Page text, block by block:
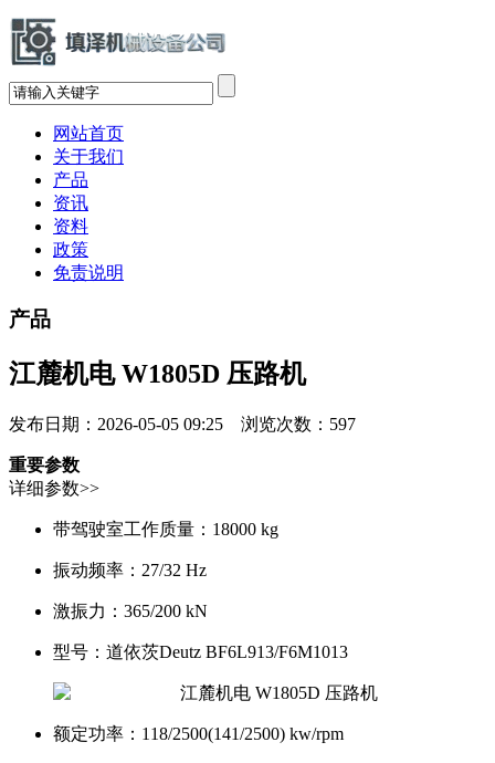
网站首页
关于我们
产品
资讯
资料
政策
免责说明
产品
江麓机电 W1805D 压路机
发布日期：2026-05-05 09:25 浏览次数： 597
重要参数
详细参数>>
带驾驶室工作质量： 18000 kg
振动频率： 27/32 Hz
激振力： 365/200 kN
型号： 道依茨Deutz BF6L913/F6M1013
额定功率： 118/2500(141/2500) kw/rpm